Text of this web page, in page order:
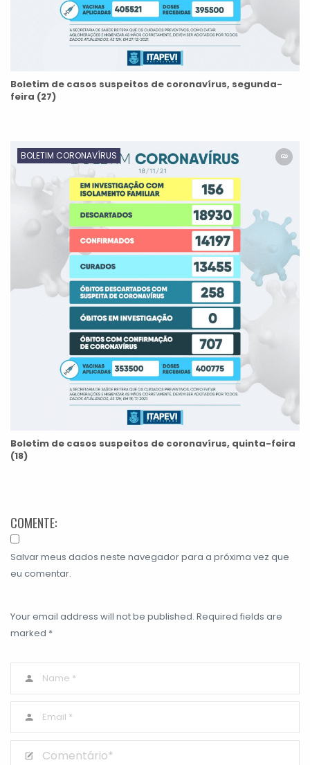
Boletim de casos suspeitos de coronavírus, segunda-
feira (27)
BOLETIM CORONAVÍRUS
Boletim de casos suspeitos de coronavírus, quinta-feira
(18)
COMENTE:
Salvar meus dados neste navegador para a próxima vez que
eu comentar.
Your email address will not be published. Required fields are
marked *